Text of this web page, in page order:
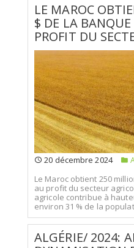
LE MAROC
$ DE LA
PROFIT DU
20 décembre 2024
Le Maroc obtient 250
au profit du secteur
agricole contribue à
environ 31 % de la
ALGÉRIE/ 2024: